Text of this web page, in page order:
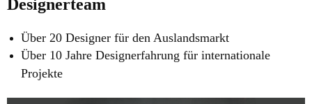
Designerteam
Über 20 Designer für den Auslandsmarkt
Über 10 Jahre Designerfahrung für internationale
Projekte